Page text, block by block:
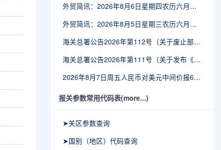
外贸简讯：2026年8月6日星期四农历六月廿四
外贸简讯：2026年8月5日星期三农历六月廿三
海关总署公告2026年第112号（关于废止部分卫生检疫类规范性文件的公告）
海关总署公告2026年第111号（关于发布《进出境动植物检疫处理监督管理工作规定》《进出境卫生处理监督管理工作规定》的公告）
2026年8月7日周五人民币对美元中间价报6.7904调贬9个基点
报关参数常用代码表(more...)
➤关区参数查询
➤国别（地区）代码查询